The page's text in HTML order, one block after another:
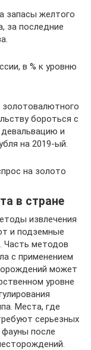
запасы желтого
за последние
в % к уровню
бороться с
и
на 2019-ый.
на золото
в стране
извлечения
и подземные
методов
с применением
может
уровне
Места, где
серьезных
после